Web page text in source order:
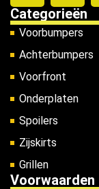
Categorieën
Voorbumpers
Achterbumpers
Voorfront
Onderplaten
Spoilers
Zijskirts
Grillen
Voorwaarden